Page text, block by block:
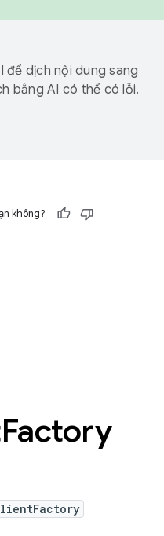
để dịch nội dung sang
bằng AI có thể có lỗi.
không?
Factory